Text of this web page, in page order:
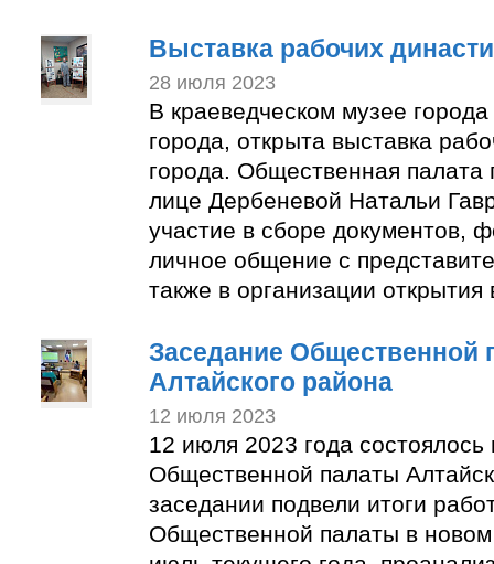
Выставка рабочих
28 июля 2023
В краеведческом музее
города, открыта выставка
города. Общественная палата
лице Дербеневой Натальи
участие в сборе документов,
личное общение с
также в организации открытия
Заседание Общественной
Алтайского района
12 июля 2023
12 июля 2023 года состоялось
Общественной палаты
заседании подвели итоги
Общественной палаты в